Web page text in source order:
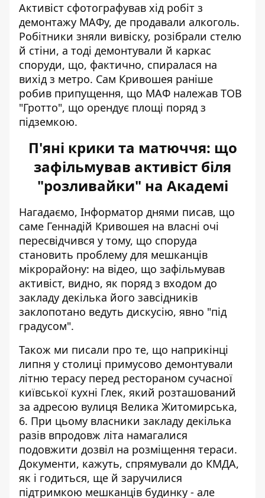
Активіст сфотографував хід робіт з
демонтажу МАФу, де продавали алкоголь.
Робітники зняли вивіску, розібрали стелю
й стіни, а тоді демонтували й каркас
споруди, що, фактично, спиралася на
вихід з метро. Сам Кривошея раніше
робив припущення, що МАФ належав ТОВ
"Гротто", що орендує площі поряд з
підземкою.
П'яні крики та матюччя: що
зафільмував активіст біля
"розливайки" на Академі
Нагадаємо, Інформатор днями писав, що
саме Геннадій Кривошея на власні очі
пересвідчився у тому, що споруда
становить проблему для мешканців
мікрорайону: на відео, що зафільмував
активіст, видно, як поряд з входом до
закладу декілька його завсідників
заклопотано ведуть дискусію, явно "під
градусом".
Також ми писали про те, що наприкінці
липня у столиці примусово демонтували
літню терасу перед рестораном сучасної
київської кухні Глек, який розташований
за адресою вулиця Велика Житомирська,
6. При цьому власники закладу декілька
разів впродовж літа намагалися
подовжити дозвіл на розміщення тераси.
Документи, кажуть, спрямували до КМДА,
як і годиться, ще й заручилися
підтримкою мешканців будинку - але